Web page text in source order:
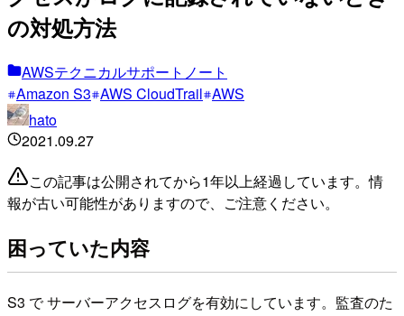
の対処方法
AWSテクニカルサポートノート
Amazon S3 AWS CloudTrail AWS
hato
2021.09.27
この記事は公開されてから1年以上経過しています。情
報が古い可能性がありますので、ご注意ください。
困っていた内容
S3 で サーバーアクセスログを有効にしています。監査のた